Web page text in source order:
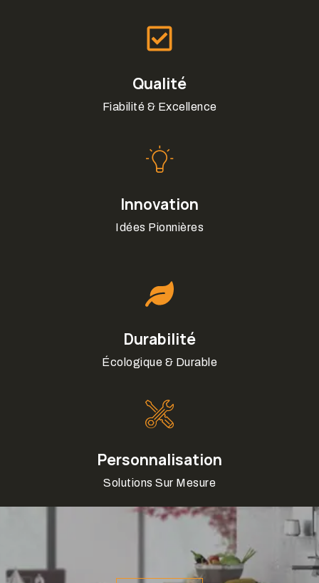
Qualité
Fiabilité & Excellence
Innovation
Idées Pionnières
Durabilité
Écologique & Durable
Personnalisation
Solutions Sur Mesure